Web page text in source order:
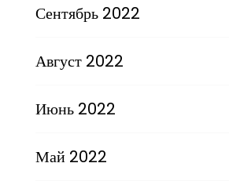
Сентябрь 2022
Август 2022
Июнь 2022
Май 2022